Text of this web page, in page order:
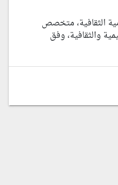
الثقافية، متخصص
والثقافية، وفق